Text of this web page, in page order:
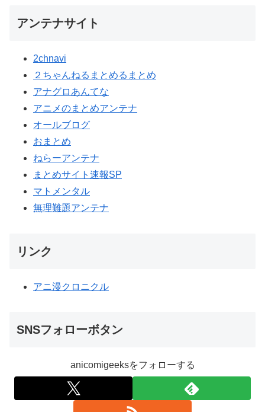
アンテナサイト
2chnavi
２ちゃんねるまとめるまとめ
アナグロあんてな
アニメのまとめアンテナ
オールブログ
おまとめ
ねらーアンテナ
まとめサイト速報SP
マトメンタル
無理難題アンテナ
リンク
アニ漫クロニクル
SNSフォローボタン
anicomigeeksをフォローする